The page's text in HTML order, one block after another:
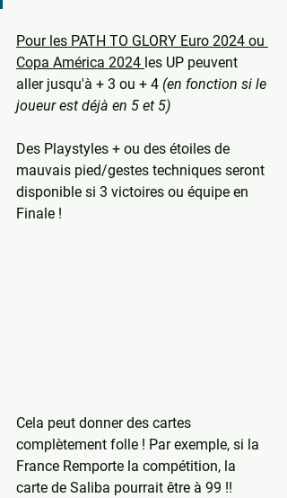
Pour les PATH TO GLORY Euro 2024 ou
Copa América 2024 les UP peuvent
aller jusqu'à + 3 ou + 4 (en fonction si le
joueur est déjà en 5 et 5)
Des Playstyles + ou des étoiles de
mauvais pied/gestes techniques seront
disponible si 3 victoires ou équipe en
Finale !
Cela peut donner des cartes
complètement folle ! Par exemple, si la
France Remporte la compétition, la
carte de Saliba pourrait être à 99 !!